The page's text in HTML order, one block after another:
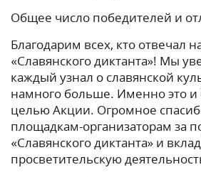
Общее число победителей и
Благодарим всех, кто отвечал
«Славянского диктанта»! Мы
каждый узнал о славянской
намного больше. Именно это и
целью Акции. Огромное
площадкам-организаторам за
«Славянского диктанта» и
просветительскую